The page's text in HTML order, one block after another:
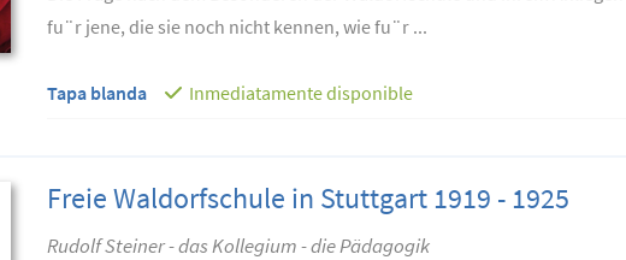
fu¨r jene, die sie noch nicht kennen, wie fu¨r ...
Tapa blanda Inmediatamente disponible
Freie Waldorfschule in Stuttgart 1919 - 1925
Rudolf Steiner - das Kollegium - die Pädagogik